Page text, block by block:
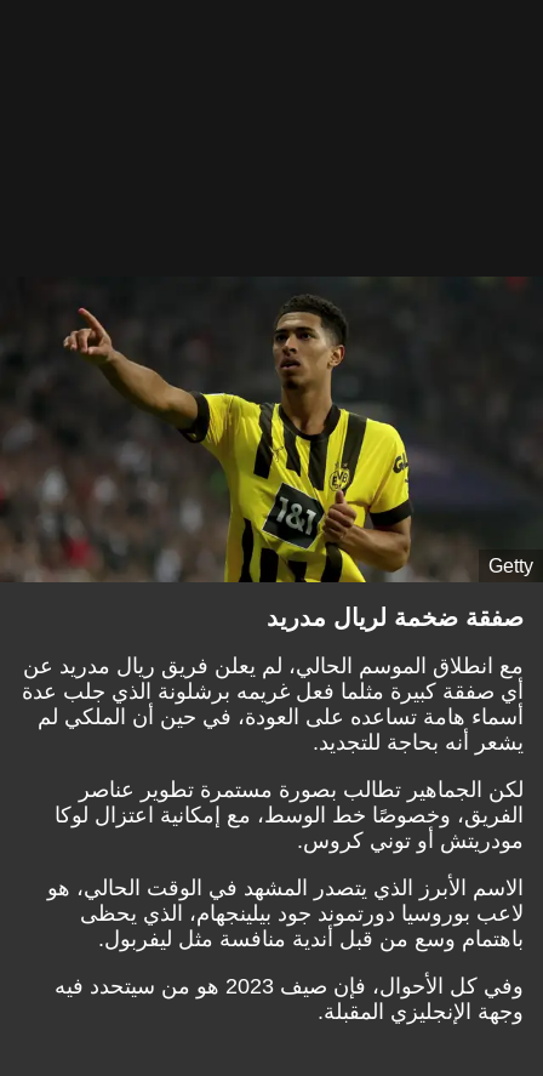
Getty
صفقة ضخمة لريال مدريد
مع انطلاق الموسم الحالي، لم يعلن فريق ريال مدريد عن
أي صفقة كبيرة مثلما فعل غريمه برشلونة الذي جلب عدة
أسماء هامة تساعده على العودة، في حين أن الملكي لم
يشعر أنه بحاجة للتجديد.
لكن الجماهير تطالب بصورة مستمرة تطوير عناصر
الفريق، وخصوصًا خط الوسط، مع إمكانية اعتزال لوكا
مودريتش أو توني كروس.
الاسم الأبرز الذي يتصدر المشهد في الوقت الحالي، هو
لاعب بوروسيا دورتموند جود بيلينجهام، الذي يحظى
باهتمام وسع من قبل أندية منافسة مثل ليفربول.
وفي كل الأحوال، فإن صيف 2023 هو من سيتحدد فيه
وجهة الإنجليزي المقبلة.